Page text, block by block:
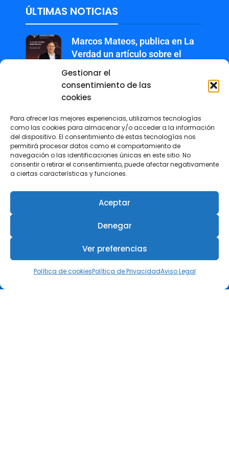
Gestionar el
consentimiento de las
cookies
Para ofrecer las mejores experiencias, utilizamos tecnologías
como las cookies para almacenar y/o acceder a la información
del dispositivo. El consentimiento de estas tecnologías nos
permitirá procesar datos como el comportamiento de
navegación o las identificaciones únicas en este sitio. No
consentir o retirar el consentimiento, puede afectar negativamente
a ciertas características y funciones.
Aceptar
Denegar
Ver preferencias
Política de cookiesPolítica de PrivacidadAviso Legal
ÚLTIMAS NOTICIAS
Marcos Mateos, publica en La
Verdad un artículo sobre el
impacto económico y social del
calor extremo
3 agosto, 2026
Revista +IN – Nº 7 Especial
Premios ESG
27 julio, 2026
El COIIRM reunió en Murcia a
referentes de la ingeniería
femenina en su III Encuentro
Día de la Mujer en la Ingeniería